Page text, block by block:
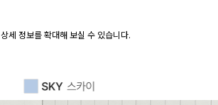
상세 정보를 확대해 보실 수 있습니다.